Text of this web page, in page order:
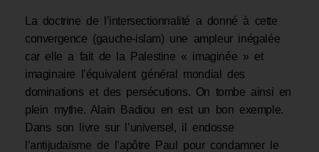
La doctrine de l’intersectionnalité a donné à cette
convergence (gauche-islam) une ampleur inégalée
car elle a fait de la Palestine « imaginée » et
imaginaire l’équivalent général mondial des
dominations et des persécutions. On tombe ainsi en
plein mythe. Alain Badiou en est un bon exemple.
Dans son livre sur l’universel, il endosse
l’antijudaïsme de l’apôtre Paul pour condamner le